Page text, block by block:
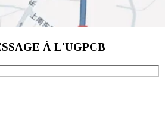
À L'UGPCB